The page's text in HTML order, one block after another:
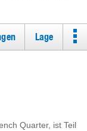
Lage
Quarter, ist Teil